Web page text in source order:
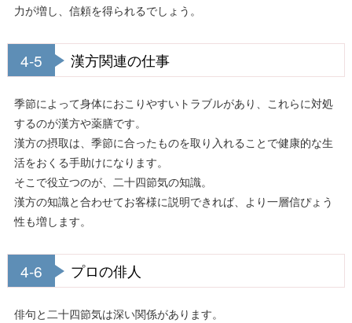
力が増し、信頼を得られるでしょう。
4-5 漢方関連の仕事
季節によって身体におこりやすいトラブルがあり、これらに対処
するのが漢方や薬膳です。
漢方の摂取は、季節に合ったものを取り入れることで健康的な生
活をおくる手助けになります。
そこで役立つのが、二十四節気の知識。
漢方の知識と合わせてお客様に説明できれば、より一層信ぴょう
性も増します。
4-6 プロの俳人
俳句と二十四節気は深い関係があります。